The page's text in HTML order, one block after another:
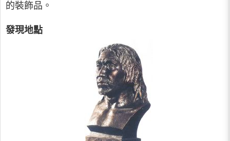
的裝飾品。
發現地點